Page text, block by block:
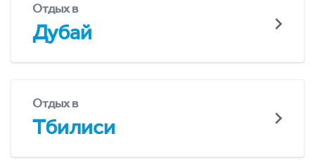
Отдых в
Дубай
Отдых в
Тбилиси